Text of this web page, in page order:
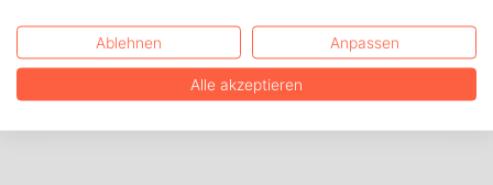
Ablehnen Anpassen
Alle akzeptieren